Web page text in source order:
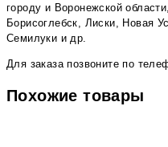
городу и Воронежской
Борисоглебск, Лиски, Новая
Семилуки и др.
Для заказа позвоните по
Похожие товары